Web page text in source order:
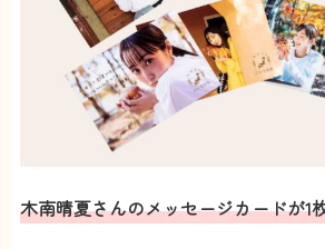
木南晴夏さんのメッセージカードが1